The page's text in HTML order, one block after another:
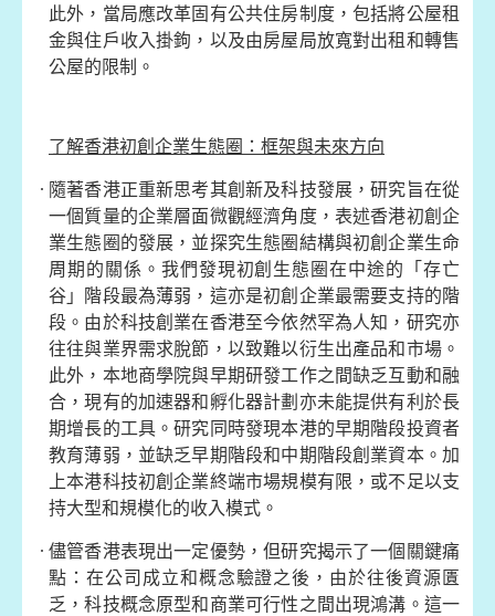
此外，當局應改革固有公共住房制度，包括將公屋租
金與住戶收入掛鉤，以及由房屋局放寬對出租和轉售
公屋的限制。
了解香港初創企業生態圈：框架與未來方向
隨著香港正重新思考其創新及科技發展，研究旨在從
一個質量的企業層面微觀經濟角度，表述香港初創企
業生態圈的發展，並探究生態圈結構與初創企業生命
周期的關係。我們發現初創生態圈在中途的「存亡
谷」階段最為薄弱，這亦是初創企業最需要支持的階
段。由於科技創業在香港至今依然罕為人知，研究亦
往往與業界需求脫節，以致難以衍生出產品和市場。
此外，本地商學院與早期研發工作之間缺乏互動和融
合，現有的加速器和孵化器計劃亦未能提供有利於長
期增長的工具。研究同時發現本港的早期階段投資者
教育薄弱，並缺乏早期階段和中期階段創業資本。加
上本港科技初創企業終端市場規模有限，或不足以支
持大型和規模化的收入模式。
儘管香港表現出一定優勢，但研究揭示了一個關鍵痛
點：在公司成立和概念驗證之後，由於往後資源匱
乏，科技概念原型和商業可行性之間出現鴻溝。這一